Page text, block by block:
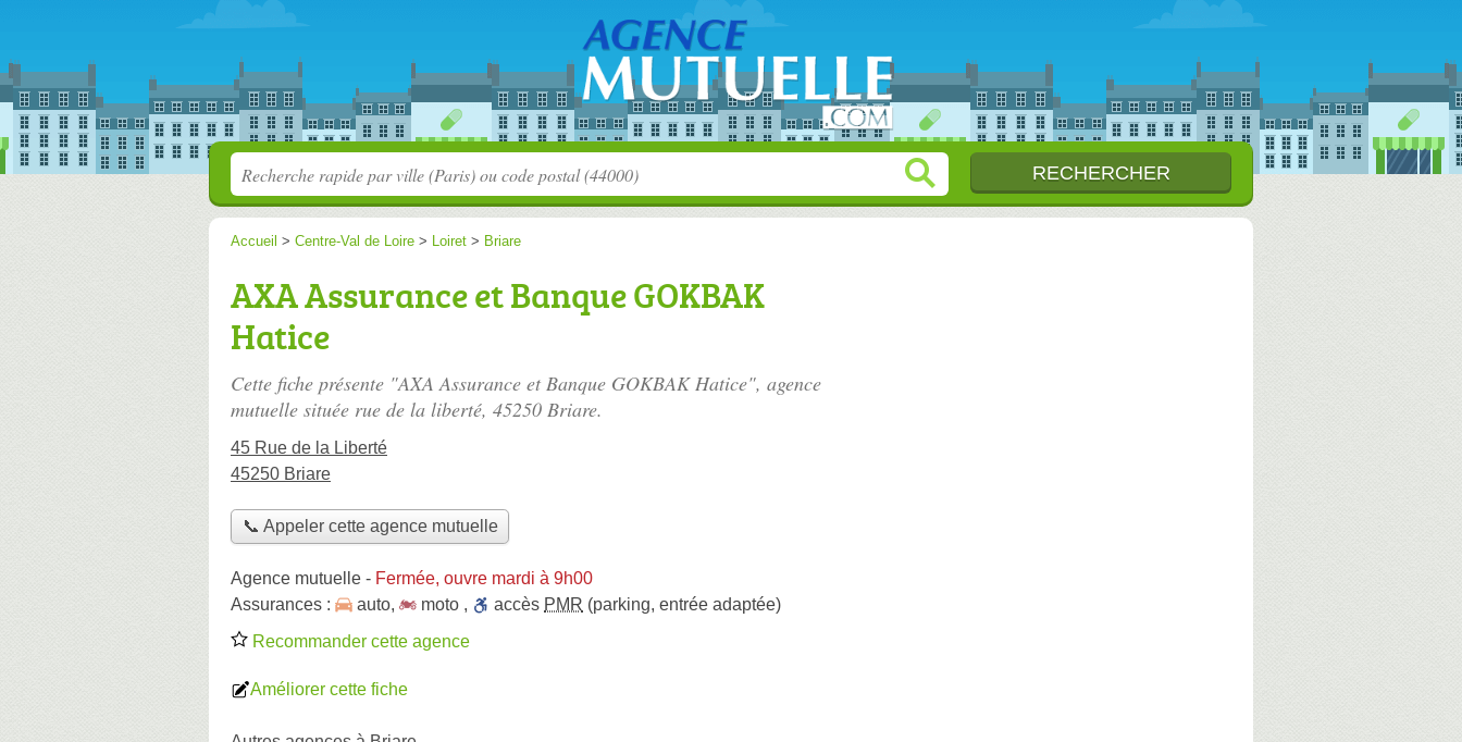
Accueil > Centre-Val de Loire > Loiret > Briare
AXA Assurance et Banque GOKBAK
Hatice
Cette fiche présente "AXA Assurance et Banque GOKBAK Hatice", agence
mutuelle située rue de la liberté, 45250 Briare.
45 Rue de la Liberté
45250 Briare
📞 Appeler cette agence mutuelle
Agence mutuelle - Fermée, ouvre mardi à 9h00
Assurances :
auto, moto , accès PMR (parking, entrée adaptée)
Recommander cette agence
Améliorer cette fiche